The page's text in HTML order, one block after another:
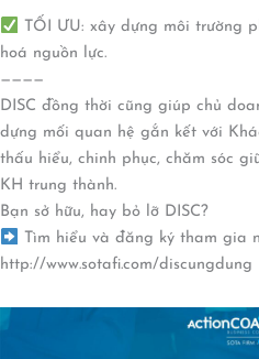
TỐI ƯU: xây dựng môi trường
hoá nguồn lực.
————
DISC đồng thời cũng giúp chủ
dựng mối quan hệ gắn kết với
thấu hiểu, chinh phục, chăm sóc
KH trung thành.
Bạn sở hữu, hay bỏ lỡ DISC?
Tìm hiểu và đăng ký tham gia
http://www.sotafi.com/discungdung